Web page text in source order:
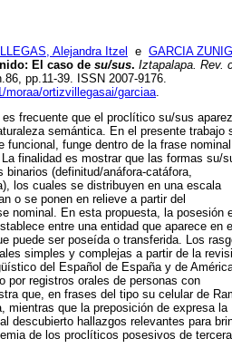
Alejandra Itzel e GARCIA
El caso de su/sus. Iztapalapa. Rev.
pp.11-39. ISSN 2007-9176.
moraa/ortizvillegasai/garciaa.
frecuente que el proclítico su/sus
semántica. En el presente trabajo
funge dentro de la frase nominal
finalidad es mostrar que las formas su/
(definitud/anáfora-catáfora,
los cuales se distribuyen en una escala
o se ponen en relieve a partir del
nominal. En esta propuesta, la posesión
entre una entidad que aparece en el
puede ser poseída o transferida. Los
simples y complejas a partir de la
del Español de España y de
por registros orales de personas con
que, en frases del tipo su celular de
mientras que la preposición de expresa la
descubierto hallazgos relevantes para
de los proclíticos posesivos de tercera